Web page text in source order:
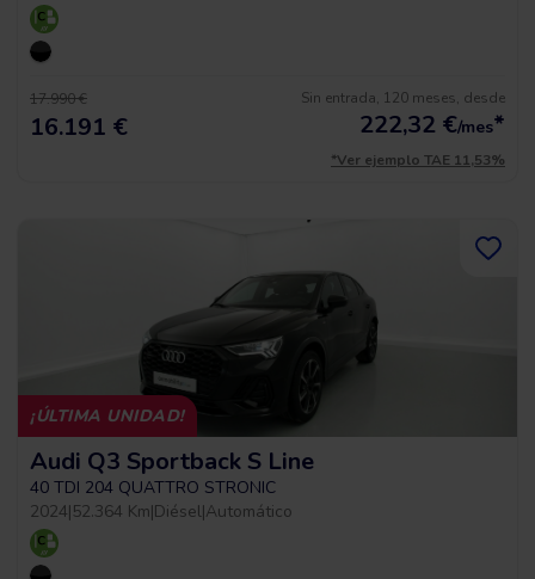
17.990 €
16.191 €
Sin entrada, 120 meses, desde
222,32 €/mes*
*Ver ejemplo TAE 11,53%
¡ÚLTIMA UNIDAD!
Audi Q3 Sportback S Line
40 TDI 204 QUATTRO STRONIC
2024|52.364 Km|Diésel|Automático